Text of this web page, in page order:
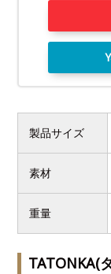
製品サイズ
素材
重量
TATONKA(